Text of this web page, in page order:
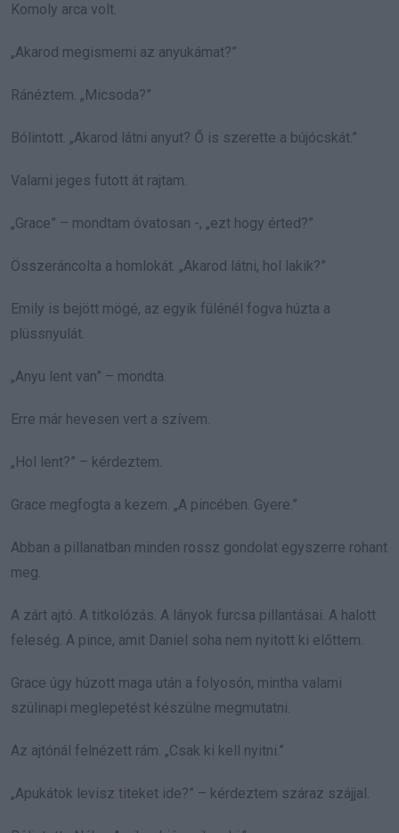
Komoly arca volt.
„Akarod megismerni az anyukámat?”
Ránéztem. „Micsoda?”
Bólintott. „Akarod látni anyut? Ő is szerette a bújócskát.”
Valami jeges futott át rajtam.
„Grace” – mondtam óvatosan -, „ezt hogy érted?”
Összeráncolta a homlokát. „Akarod látni, hol lakik?”
Emily is bejött mögé, az egyik fülénél fogva húzta a
plüssnyulát.
„Anyu lent van” – mondta.
Erre már hevesen vert a szívem.
„Hol lent?” – kérdeztem.
Grace megfogta a kezem. „A pincében. Gyere.”
Abban a pillanatban minden rossz gondolat egyszerre rohant
meg.
A zárt ajtó. A titkolózás. A lányok furcsa pillantásai. A halott
feleség. A pince, amit Daniel soha nem nyitott ki előttem.
Grace úgy húzott maga után a folyosón, mintha valami
szülinapi meglepetést készülne megmutatni.
Az ajtónál felnézett rám. „Csak ki kell nyitni.”
„Apukátok levisz titeket ide?” – kérdeztem száraz szájjal.